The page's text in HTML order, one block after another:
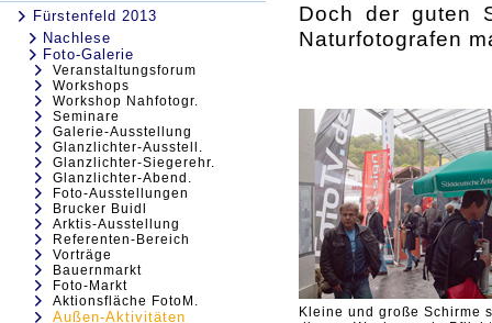
Fürstenfeld 2013
Nachlese
Foto-Galerie
Veranstaltungsforum
Workshops
Workshop Nahfotogr.
Seminare
Galerie-Ausstellung
Glanzlichter-Ausstell.
Glanzlichter-Siegerehr.
Glanzlichter-Abend.
Foto-Ausstellungen
Brucker Buidl
Arktis-Ausstellung
Referenten-Bereich
Vorträge
Bauernmarkt
Foto-Markt
Aktionsfläche FotoM.
Außen-Aktivitäten
Doch der guten
Naturfotografen
Kleine und große Schirme